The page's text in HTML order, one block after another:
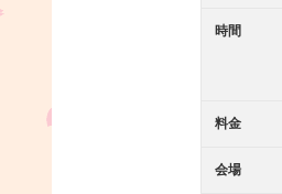
時間
料金
会場